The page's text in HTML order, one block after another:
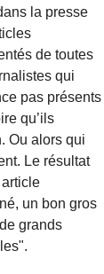
la presse
de toutes
qui
pas présents
qu’ils
Ou alors qui
Le résultat
un bon gros
grands